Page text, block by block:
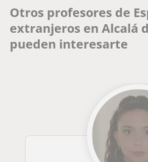
Otros profesores de
extranjeros en Alcalá
pueden interesarte